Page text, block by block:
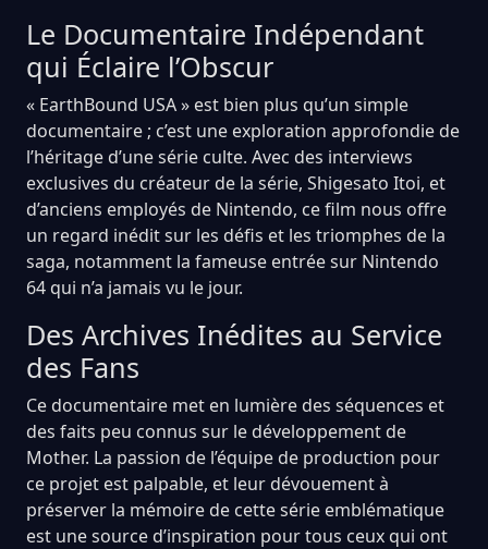
Le Documentaire Indépendant
qui Éclaire l’Obscur
« EarthBound USA » est bien plus qu’un simple
documentaire ; c’est une exploration approfondie de
l’héritage d’une série culte. Avec des interviews
exclusives du créateur de la série, Shigesato Itoi, et
d’anciens employés de Nintendo, ce film nous offre
un regard inédit sur les défis et les triomphes de la
saga, notamment la fameuse entrée sur Nintendo
64 qui n’a jamais vu le jour.
Des Archives Inédites au Service
des Fans
Ce documentaire met en lumière des séquences et
des faits peu connus sur le développement de
Mother. La passion de l’équipe de production pour
ce projet est palpable, et leur dévouement à
préserver la mémoire de cette série emblématique
est une source d’inspiration pour tous ceux qui ont